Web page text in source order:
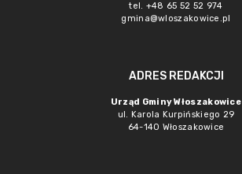
tel. +48 65 52 52 974
gmina@wloszakowice.pl
ADRES REDAKCJI
Urząd Gminy Włoszakowice
ul. Karola Kurpińskiego 29
64-140 Włoszakowice